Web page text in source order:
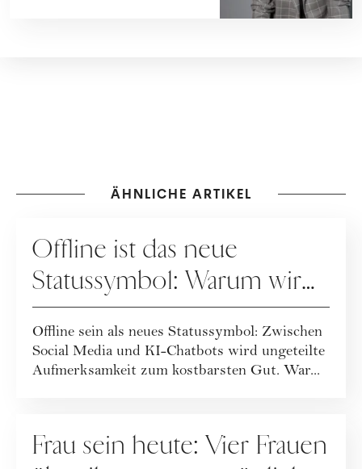
ÄHNLICHE ARTIKEL
Offline ist das neue
Statussymbol: Warum wir
wieder mehr leben statt
posten
Offline sein als neues Statussymbol: Zwischen
Social Media und KI-Chatbots wird ungeteilte
Aufmerksamkeit zum kostbarsten Gut. War...
Frau sein heute: Vier Frauen